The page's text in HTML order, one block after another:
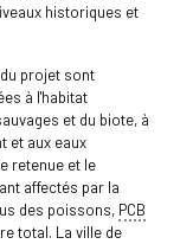
historiques et
projet sont
à l'habitat
et du biote, à
et aux eaux
retenue et le
affectés par la
des poissons, PCB
total. La ville de